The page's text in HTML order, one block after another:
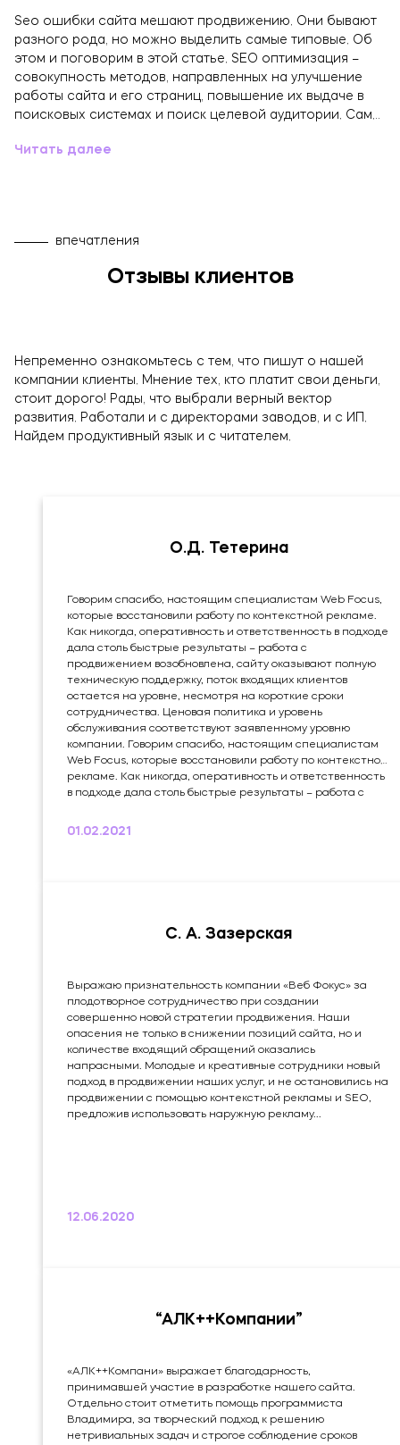
Seo ошибки сайта мешают продвижению. Они бывают
разного рода, но можно выделить самые типовые. Об
этом и поговорим в этой статье. SEO оптимизация –
совокупность методов, направленных на улучшение
работы сайта и его страниц, повышение их выдаче в
поисковых системах и поиск целевой аудитории. Сам…
Читать далее
впечатления
Отзывы клиентов
Непременно ознакомьтесь с тем, что пишут о нашей
компании клиенты. Мнение тех, кто платит свои деньги,
стоит дорого! Рады, что выбрали верный вектор
развития. Работали и с директорами заводов, и с ИП.
Найдем продуктивный язык и с читателем.
О.Д. Тетерина
Говорим спасибо, настоящим специалистам Web Focus,
которые восстановили работу по контекстной рекламе.
Как никогда, оперативность и ответственность в подходе
дала столь быстрые результаты – работа с
продвижением возобновлена, сайту оказывают полную
техническую поддержку, поток входящих клиентов
остается на уровне, несмотря на короткие сроки
сотрудничества. Ценовая политика и уровень
обслуживания соответствуют заявленному уровню
компании. Говорим спасибо, настоящим специалистам
Web Focus, которые восстановили работу по контекстной
рекламе. Как никогда, оперативность и ответственность
в подходе дала столь быстрые результаты – работа с
техническую поддержку, поток входящих клиентов
01.02.2021
С. А. Зазерская
Выражаю признательность компании «Веб Фокус» за
плодотворное сотрудничество при создании
совершенно новой стратегии продвижения. Наши
опасения не только в снижении позиций сайта, но и
количестве входящий обращений оказались
напрасными. Молодые и креативные сотрудники новый
подход в продвижении наших услуг, и не остановились на
продвижении с помощью контекстной рекламы и SEO,
предложив использовать наружную рекламу...
12.06.2020
“АЛК++Компании”
«АЛК++Компани» выражает благодарность,
принимавшей участие в разработке нашего сайта.
Отдельно стоит отметить помощь программиста
Владимира, за творческий подход к решению
нетривиальных задач и строгое соблюдение сроков